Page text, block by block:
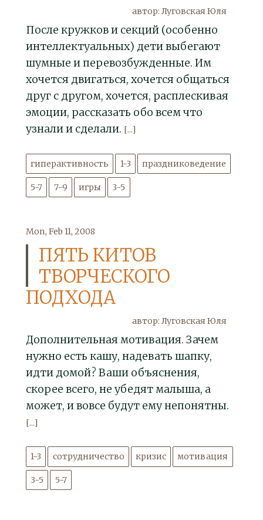
автор: Луговская Юля
После кружков и секций (особенно
интеллектуальных) дети выбегают
шумные и перевозбужденные. Им
хочется двигаться, хочется общаться
друг с другом, хочется, расплескивая
эмоции, рассказать обо всем что
узнали и сделали. [...]
гиперактивность 1-3 праздниковедение
5-7 7-9 игры 3-5
Mon, Feb 11, 2008
ПЯТЬ КИТОВ
ТВОРЧЕСКОГО
ПОДХОДА
автор: Луговская Юля
Дополнительная мотивация. Зачем
нужно есть кашу, надевать шапку,
идти домой? Ваши объяснения,
скорее всего, не убедят малыша, а
может, и вовсе будут ему непонятны.
[...]
1-3 сотрудничество кризис мотивация
3-5 5-7